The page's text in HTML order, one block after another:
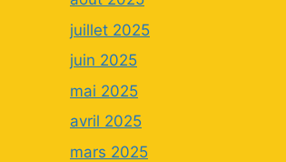
juillet 2025
juin 2025
mai 2025
avril 2025
mars 2025